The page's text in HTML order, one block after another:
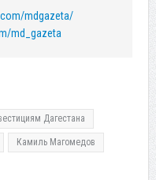
mdgazeta/
md_gazeta
Дагестана
Камиль Магомедов